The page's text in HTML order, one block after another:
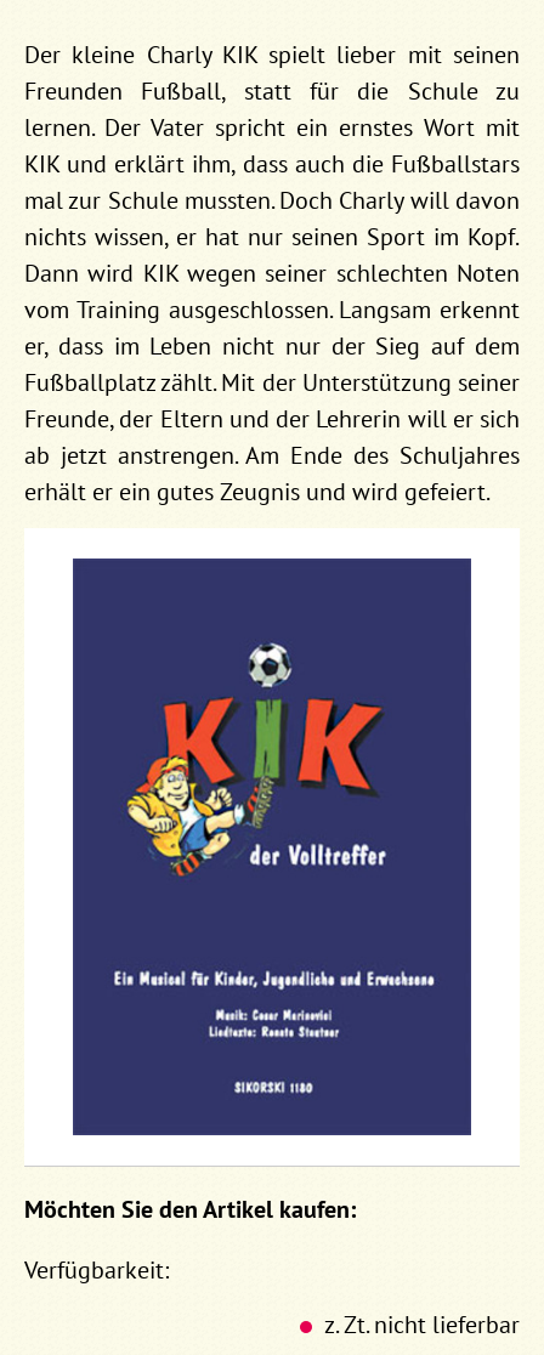
Der kleine Charly KIK spielt lieber mit seinen
Freunden Fußball, statt für die Schule zu
lernen. Der Vater spricht ein ernstes Wort mit
KIK und erklärt ihm, dass auch die Fußballstars
mal zur Schule mussten. Doch Charly will davon
nichts wissen, er hat nur seinen Sport im Kopf.
Dann wird KIK wegen seiner schlechten Noten
vom Training ausgeschlossen. Langsam erkennt
er, dass im Leben nicht nur der Sieg auf dem
Fußballplatz zählt. Mit der Unterstützung seiner
Freunde, der Eltern und der Lehrerin will er sich
ab jetzt anstrengen. Am Ende des Schuljahres
erhält er ein gutes Zeugnis und wird gefeiert.
Möchten Sie den Artikel kaufen:
Verfügbarkeit:
z. Zt. nicht lieferbar